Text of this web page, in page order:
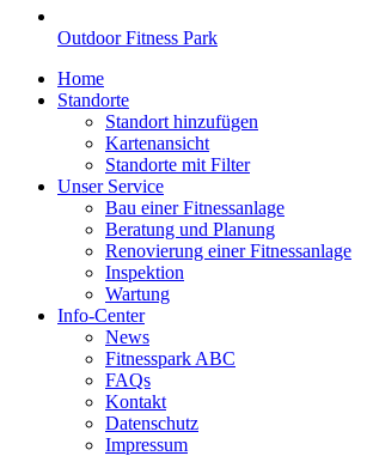
Outdoor Fitness Park
Home
Standorte
Standort hinzufügen
Kartenansicht
Standorte mit Filter
Unser Service
Bau einer Fitnessanlage
Beratung und Planung
Renovierung einer Fitnessanlage
Inspektion
Wartung
Info-Center
News
Fitnesspark ABC
FAQs
Kontakt
Datenschutz
Impressum